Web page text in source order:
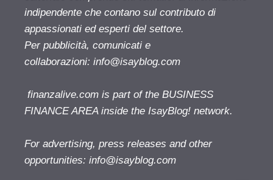
indipendente che contano sul contributo di
appassionati ed esperti del settore.
Per pubblicità, comunicati e
collaborazioni: info@isayblog.com
finanzalive.com is part of the BUSINESS
FINANCE AREA inside the IsayBlog! network.
For advertising, press releases and other
opportunities: info@isayblog.com